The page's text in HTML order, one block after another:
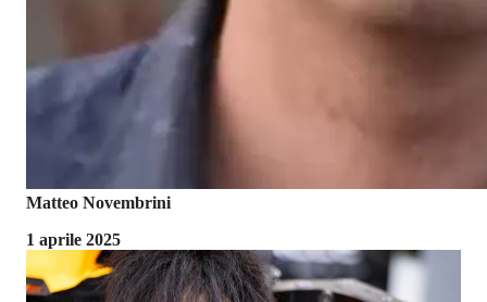
Matteo Novembrini
1 aprile 2025